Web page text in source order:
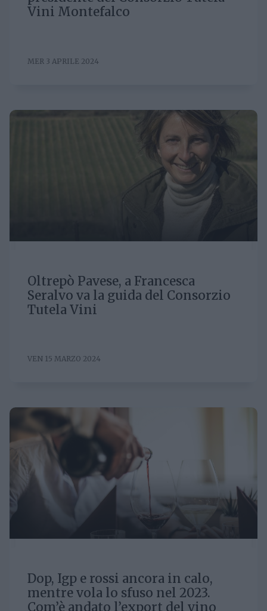
Vini Montefalco
MER 3 APRILE 2024
Oltrepò Pavese, a Francesca
Seralvo va la guida del Consorzio
Tutela Vini
VEN 15 MARZO 2024
Dop, Igp e rossi ancora in calo,
mentre vola lo sfuso nel 2023.
Com’è andato l’export del vino